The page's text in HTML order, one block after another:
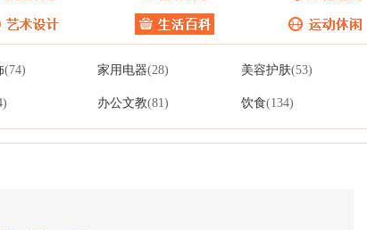
(74) 家用电器(28) 美容护肤(53)
办公文教(81) 饮食(134)